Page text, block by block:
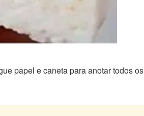
papel e caneta para anotar todos os